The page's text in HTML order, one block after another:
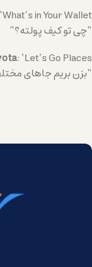
in Your Wallet?’
“چی تو کیف پولته؟”
: ‘Let’s Go Places’
“بزن بریم جاهای